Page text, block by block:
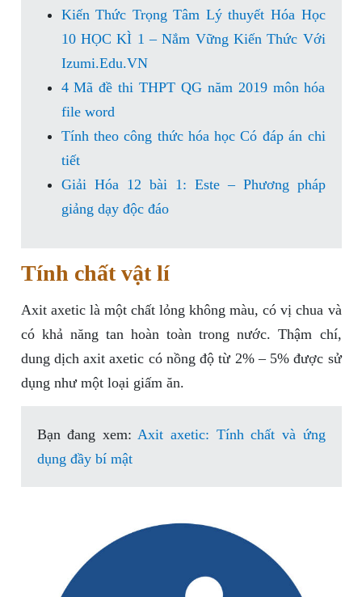
Kiến Thức Trọng Tâm Lý thuyết Hóa Học
10 HỌC KÌ 1 – Nắm Vững Kiến Thức Với
Izumi.Edu.VN
4 Mã đề thi THPT QG năm 2019 môn hóa
file word
Tính theo công thức hóa học Có đáp án chi
tiết
Giải Hóa 12 bài 1: Este – Phương pháp
giảng dạy độc đáo
Tính chất vật lí
Axit axetic là một chất lỏng không màu, có vị chua và
có khả năng tan hoàn toàn trong nước. Thậm chí,
dung dịch axit axetic có nồng độ từ 2% – 5% được sử
dụng như một loại giấm ăn.
Bạn đang xem:Axit axetic: Tính chất và ứng
dụng đầy bí mật